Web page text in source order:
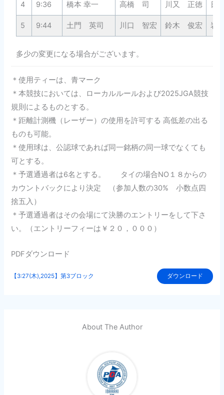
4 9:36 橋本 幸一 高橋 司 川又 正徳 日
5 9:44 土門 英司 川口 智宏 鈴木 俊宏 岩
多少の変更になる場合がございます。
＊使用ティーは、青マーク
＊本競技においては、ローカルルールおよび2025JGA競技
規則によるものとする。
＊距離計測機（レーザー）の使用を許可する 高低差の出る
ものも可能。
＊使用球は、公認球であれば同一銘柄の同一球でなくても
可とする。
＊予選通過者は6名とする。 タイの場合NO１８からの
カウントバックにより決定 （参加人数の30% 小数点四
捨五入）
＊予選通過者はその会場にて決勝のエントリーをして下さ
い。（エントリーフィーは￥２０，０００）
PDFダウンロード
【3:27(木),2025】第3ブロック ダウンロード
About The Author